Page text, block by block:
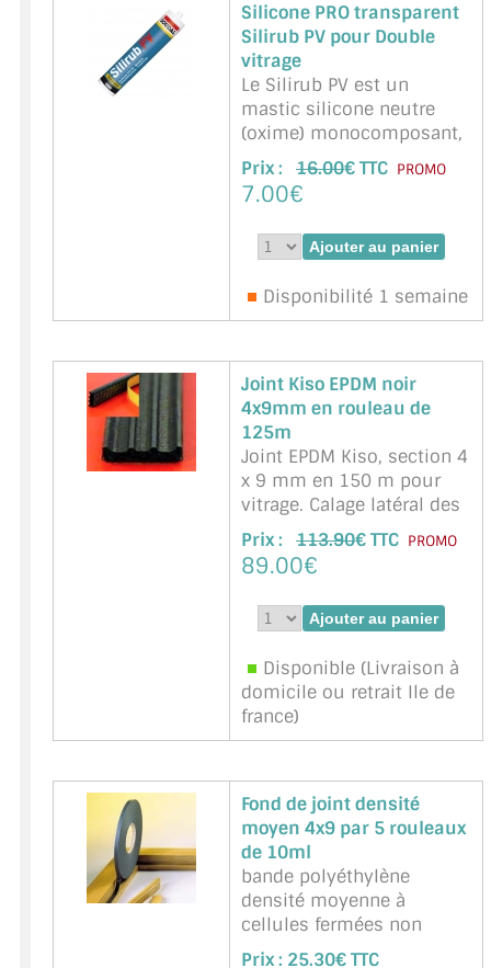
Silicone PRO transparent
Silirub PV pour Double
vitrage
Le Silirub PV est un
mastic silicone neutre
(oxime) monocomposant,
labellisé SNJF mastic
élastomère 25E, pour le
pose des vitrages.
Caractéristiques: - Très
bonne applicabilité -
bonne adhérence sur
verre, émail, carrelage.
suite
Marque : SOUDAL -
Référence :
120654
Prix : 16.00€ TTC PROMO
7.00€
Disponibilité 1 semaine
Joint Kiso EPDM noir
4x9mm en rouleau de
125m
Joint EPDM Kiso, section 4
x 9 mm en 150 m pour
vitrage. Calage latéral des
vitres (verres) en feuillure.
Une face autocollante
Marque : NNPP Service
Miroiterie - Référence :
Kiso-Noir-4x9mm-125
Prix : 113.90€ TTC PROMO
89.00€
Disponible (Livraison à
domicile ou retrait Ile de
france)
Fond de joint densité
moyen 4x9 par 5 rouleaux
de 10ml
bande polyéthylène
densité moyenne à
cellules fermées non
communicantes, noire,
Prix : 25.30€ TTC